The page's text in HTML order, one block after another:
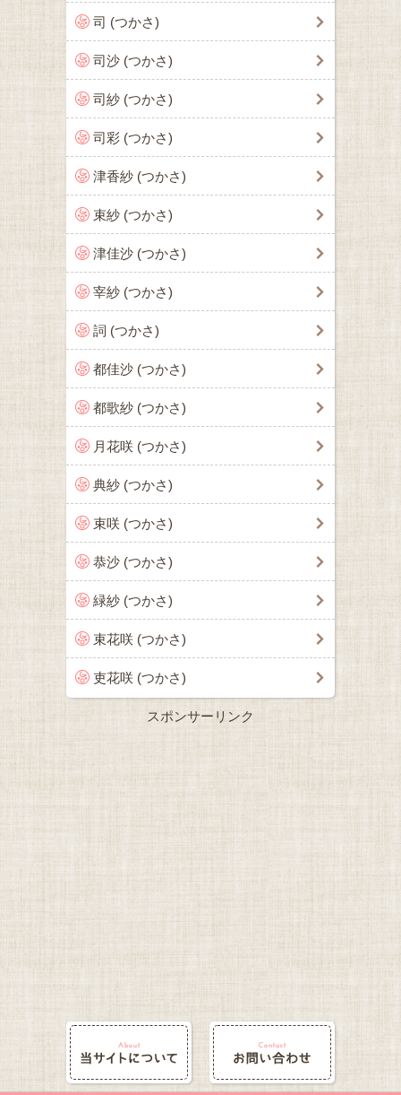
司 (つかさ)
司沙 (つかさ)
司紗 (つかさ)
司彩 (つかさ)
津香紗 (つかさ)
束紗 (つかさ)
津佳沙 (つかさ)
宰紗 (つかさ)
詞 (つかさ)
都佳沙 (つかさ)
都歌紗 (つかさ)
月花咲 (つかさ)
典紗 (つかさ)
束咲 (つかさ)
恭沙 (つかさ)
緑紗 (つかさ)
束花咲 (つかさ)
吏花咲 (つかさ)
スポンサーリンク